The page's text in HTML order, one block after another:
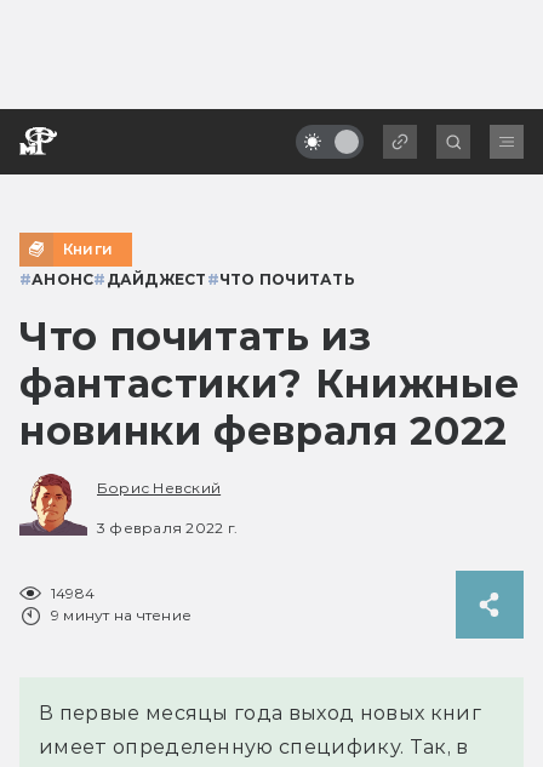
Книги
#АНОНС# ДАЙДЖЕСТ #ЧТО ПОЧИТАТЬ
Что почитать из
фантастики? Книжные
новинки февраля 2022
Борис Невский
3 февраля 2022 г.
14984
9 минут на чтение
В первые месяцы года выход новых книг
имеет определенную специфику. Так, в